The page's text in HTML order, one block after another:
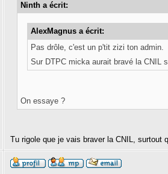
Ninth a écrit:
AlexMagnus a écrit:
Pas drôle, c'est un p'tit zizi ton admin.
Sur DTPC micka aurait bravé la CNIL
On essaye ?
Tu rigole que je vais braver la CNIL, surtout